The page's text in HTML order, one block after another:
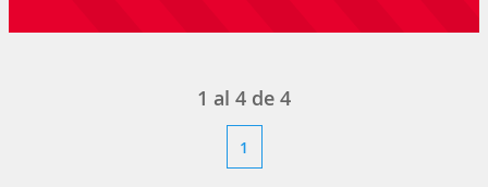
1 al 4 de 4
1